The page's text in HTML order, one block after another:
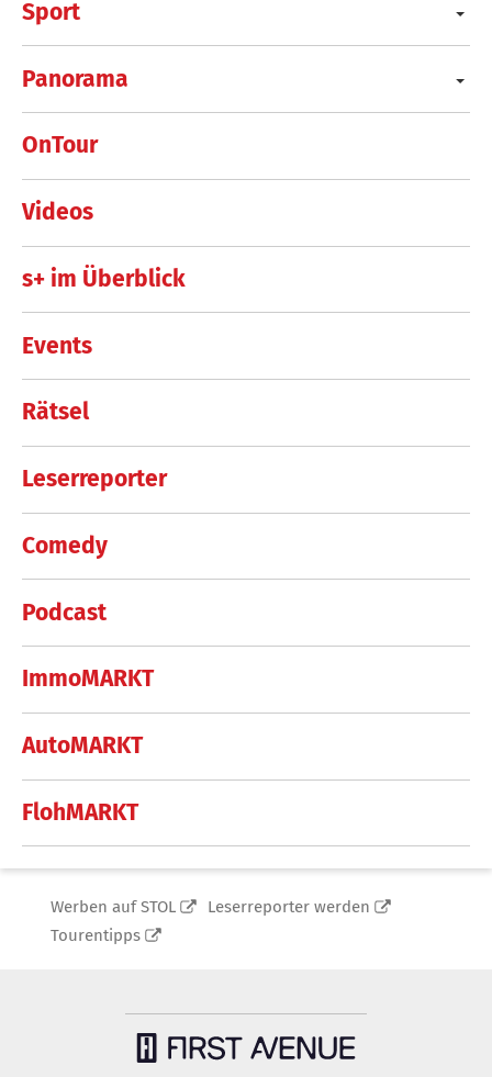
Sport
Panorama
OnTour
Videos
s+ im Überblick
Events
Rätsel
Leserreporter
Comedy
Podcast
ImmoMARKT
AutoMARKT
FlohMARKT
Werben auf STOL
Leserreporter werden
Tourentipps